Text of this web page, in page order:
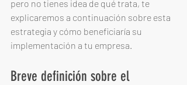
pero no tienes idea de qué trata, te
explicaremos a continuación sobre esta
estrategia y cómo beneficiaría su
implementación a tu empresa.
Breve definición sobre el